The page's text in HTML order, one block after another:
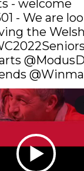
- We are
the